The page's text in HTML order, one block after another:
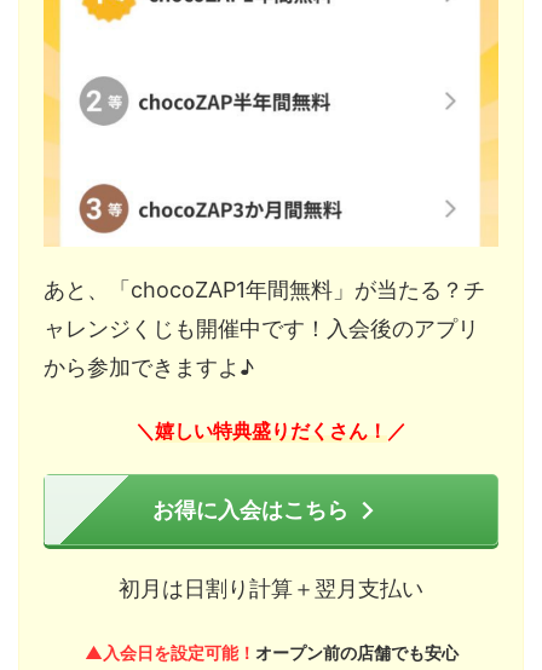
あと、「chocoZAP1年間無料」が当たる？チ
ャレンジくじも開催中です！入会後のアプリ
から参加できますよ♪
＼ 嬉しい特典盛りだくさん！ ／
お得に入会はこちら
初月は日割り計算＋翌月支払い
▲入会日を設定可能！ オープン前の店舗でも安心